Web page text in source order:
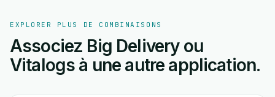
EXPLORER PLUS DE COMBINAISONS
Associez Big Delivery ou
Vitalogs à une autre application.